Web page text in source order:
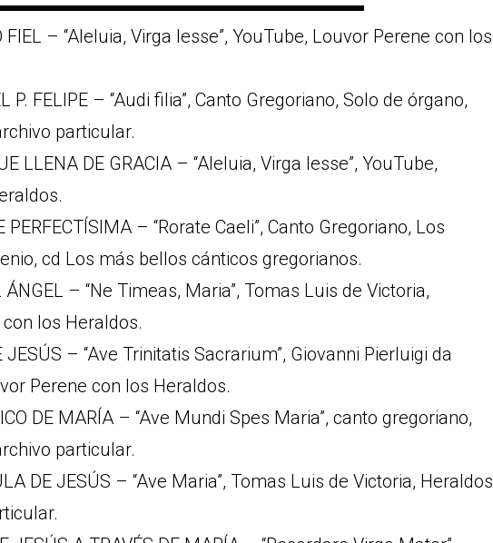
FIEL – “Aleluia, Virga Iesse”, YouTube, Louvor Perene con los
P. FELIPE – “Audi filia”, Canto Gregoriano, Solo de órgano,
particular.
LLENA DE GRACIA – “Aleluia, Virga Iesse”, YouTube,
PERFECTÍSIMA – “Rorate Caeli”, Canto Gregoriano, Los
cd Los más bellos cánticos gregorianos.
ÁNGEL – “Ne Timeas, Maria”, Tomas Luis de Victoria,
los Heraldos.
JESÚS – “Ave Trinitatis Sacrarium”, Giovanni Pierluigi da
Perene con los Heraldos.
DE MARÍA – “Ave Mundi Spes Maria”, canto gregoriano,
particular.
DE JESÚS – “Ave Maria”, Tomas Luis de Victoria, Heraldos